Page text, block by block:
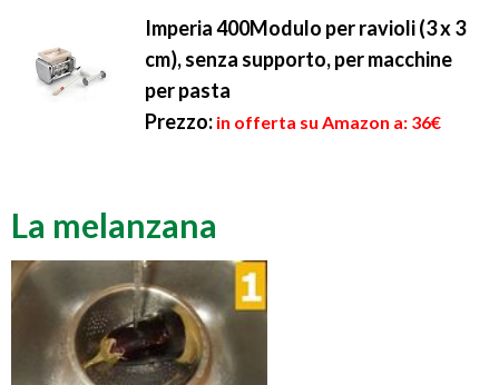
Imperia 400Modulo per ravioli (3 x 3
cm), senza supporto, per macchine
per pasta
Prezzo: in offerta su Amazon a: 36€
La melanzana